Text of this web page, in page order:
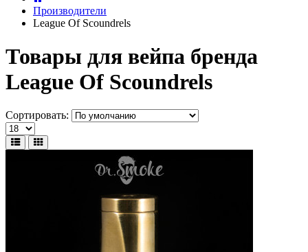
Производители
League Of Scoundrels
Товары для вейпа бренда
League Of Scoundrels
Сортировать: